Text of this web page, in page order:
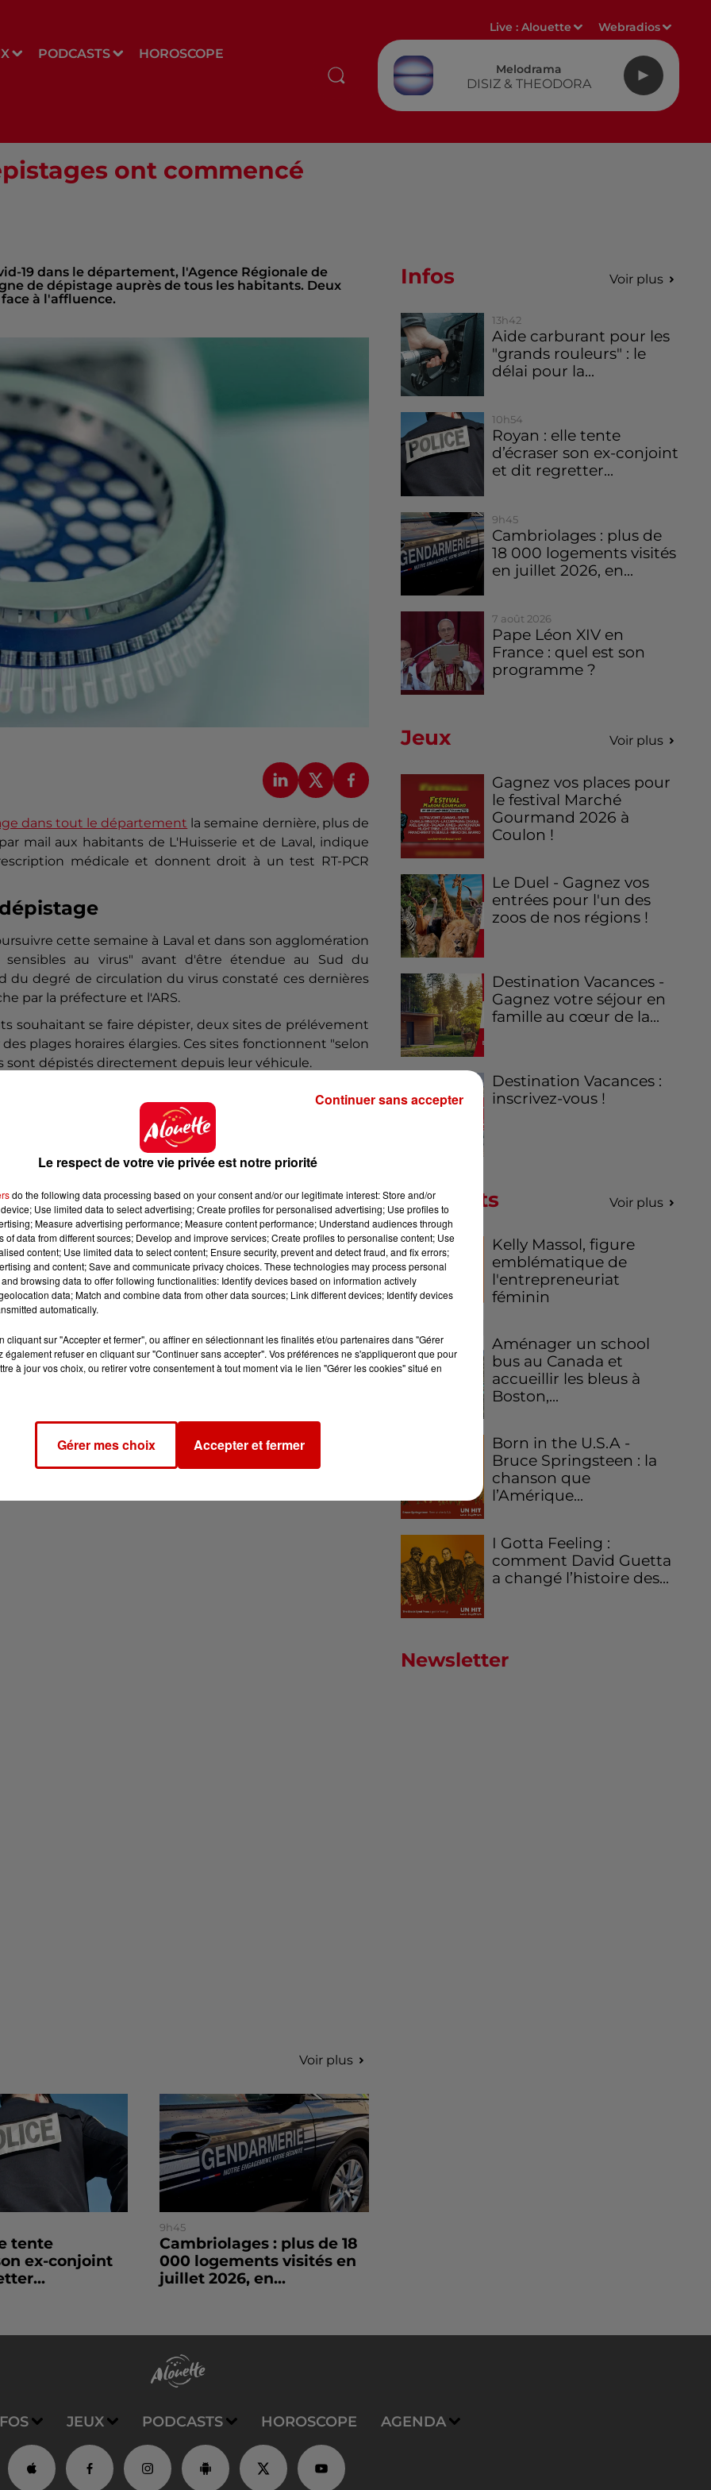
PODCASTS HOROSCOPE
Live :Alouette Webradios
Melodrama
DISIZ & THEODORA
ont commencé
19 dans le département, l'Agence Régionale de
de dépistage auprès de tous les habitants. Deux
à l'affluence.
dans tout le département la semaine dernière, plus de
mail aux habitants de L'Huisserie et de Laval, indique
médicale et donnent droit à un test RT-PCR
cette semaine à Laval et dans son agglomération
au virus" avant d'être étendue au Sud du
du degré de circulation du virus constaté ces dernières
par la préfecture et l'ARS.
souhaitant se faire dépister, deux sites de prélévement
plages horaires élargies. Ces sites fonctionnent "selon
sont dépistés directement depuis leur véhicule.
les habitants sont invités à prendre rendez-vous
par l'ARS, sur ordonnance et sur rendez-vous :
ouverts à tous, sans rendez-vous et sans prescription
Salle Polyvalente située Chemin du Fougeray, Route des
Ces deux sites sont ouverts tous les jours, y compris les
:
également à dispositionune carte des laboratoiresen
Infos Voir plus
13h42
Aide carburant pour les
"grands rouleurs" : le
délai pour la...
10h54
Royan : elle tente
d’écraser son ex-conjoint
et dit regretter...
9h45
Cambriolages : plus de
18 000 logements visités
en juillet 2026, en...
7 août 2026
Pape Léon XIV en
France : quel est son
programme ?
Jeux Voir plus
Gagnez vos places pour
le festival Marché
Gourmand 2026 à
Coulon !
Le Duel - Gagnez vos
entrées pour l'un des
zoos de nos régions !
Destination Vacances -
Gagnez votre séjour en
famille au cœur de la...
Destination Vacances :
inscrivez-vous !
Podcasts Voir plus
Kelly Massol, figure
emblématique de
l'entrepreneuriat
féminin
Aménager un school
bus au Canada et
accueillir les bleus à
Boston,...
Born in the U.S.A -
Bruce Springsteen : la
chanson que
l’Amérique...
I Gotta Feeling :
comment David Guetta
a changé l’histoire des...
Newsletter
Voir plus
tente
ex-conjoint
9h45
Cambriolages : plus de 18
000 logements visités en
juillet 2026, en...
JEUX PODCASTS HOROSCOPE AGENDA
Le respect de votre vie privée est notre priorité
do the following data processing based on your consent and/or our legitimate interest: Store and/or
Use limited data to select advertising; Create profiles for personalised advertising; Use profiles to
Measure advertising performance; Measure content performance; Understand audiences through
of data from different sources; Develop and improve services; Create profiles to personalise content; Use
content; Use limited data to select content; Ensure security, prevent and detect fraud, and fix errors;
and content; Save and communicate privacy choices. These technologies may process personal
browsing data to offer following functionalities: Identify devices based on information actively
data; Match and combine data from other data sources; Link different devices; Identify devices
automatically.
cliquant sur "Accepter et fermer", ou affiner en sélectionnant les finalités et/ou partenaires dans "Gérer
également refuser en cliquant sur "Continuer sans accepter". Vos préférences ne s'appliqueront que pour
à jour vos choix, ou retirer votre consentement à tout moment via le lien "Gérer les cookies" situé en
Gérer mes choix Accepter et fermer
Continuer sans accepter